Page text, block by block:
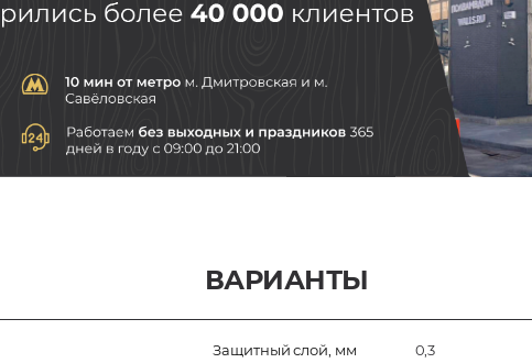
ВАРИАНТЫ
Защитный слой, мм
0,3